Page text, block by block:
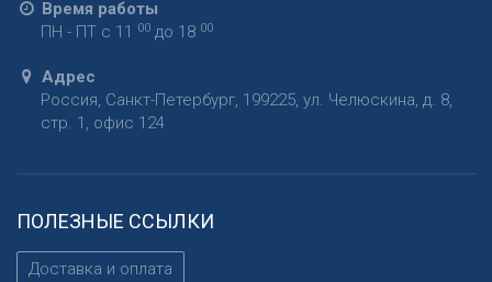
Время работы
ПН - ПТ с 11
00 до 18 00
Адрес
Россия, Санкт-Петербург, 199225, ул. Челюскина, д. 8,
стр. 1, офис 124
ПОЛЕЗНЫЕ ССЫЛКИ
Доставка и оплата